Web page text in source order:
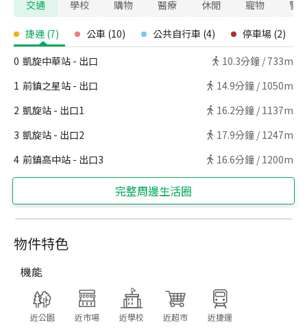
物件特色
機能
近公園 近市場 近學校 近超市 近捷運
交通 學校 購物 醫療 休閒 寵物 警
捷運 (7) 公車 (10) 公共自行車 (4) 停車場 (2)
0 凱旋中華站 - 出口 10.3分鐘 / 733m
1 前鎮之星站 - 出口 14.9分鐘 / 1050m
2 凱旋站 - 出口1 16.2分鐘 / 1137m
3 凱旋站 - 出口2 17.9分鐘 / 1247m
4 前鎮高中站 - 出口3 16.6分鐘 / 1200m
完整周邊生活圈